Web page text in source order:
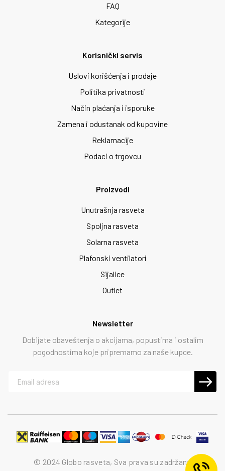
FAQ
Kategorije
Korisnički servis
Uslovi korišćenja i prodaje
Politika privatnosti
Način plaćanja i isporuke
Zamena i odustanak od kupovine
Reklamacije
Podaci o trgovcu
Proizvodi
Unutrašnja rasveta
Spoljna rasveta
Solarna rasveta
Plafonski ventilatori
Sijalice
Outlet
Newsletter
Dobijate obaveštenja o akcijama, popustima i ostalim
pogodnostima koje pripremamo za naše kupce.
© 2024 Globo rasveta, Sva prava su zadržana